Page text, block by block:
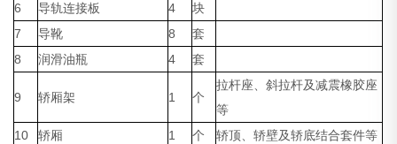
6
导轨连接板 4
块
7
导靴 8
套
8
润滑油瓶 4 套
9 轿厢架 1 个
拉杆座、斜拉杆及减震橡胶座
等
10
轿厢 1 个
轿顶、轿壁及轿底结合套件等